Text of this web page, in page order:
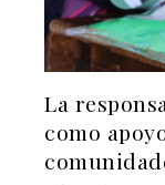
La
como